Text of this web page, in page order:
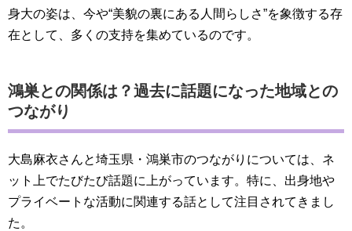
身大の姿は、今や“美貌の裏にある人間らしさ”を象徴する存
在として、多くの支持を集めているのです。
鴻巣との関係は？過去に話題になった地域との
つながり
大島麻衣さんと埼玉県・鴻巣市のつながりについては、ネ
ット上でたびたび話題に上がっています。特に、出身地や
プライベートな活動に関連する話として注目されてきまし
た。